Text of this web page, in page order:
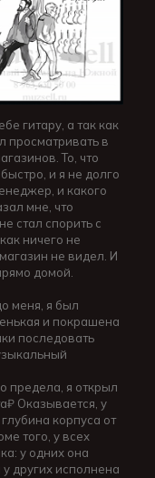
гитару, а так как
просматривать в
То, что
и я не долго
и какого
мне, что
стал спорить с
ничего не
не видел. И
домой.
меня, я был
и покрашена
последовать
предела, я открыл
Оказывается, у
корпуса от
того, у всех
у одних она
других исполнена